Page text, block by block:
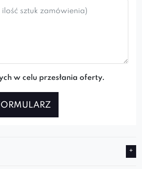
w celu przesłania oferty.